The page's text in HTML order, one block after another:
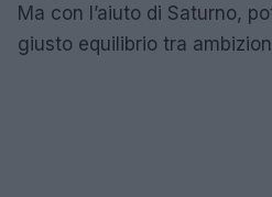
Ma con l’aiuto di Saturno,
giusto equilibrio tra